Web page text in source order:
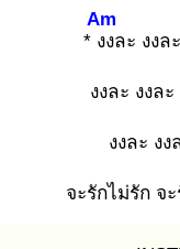
* งง
Am
ละ งงล
งงละ งงล
งงละ ง
จะรักไม่รัก จ